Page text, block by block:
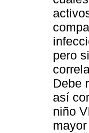
pero
Debe
así
niño